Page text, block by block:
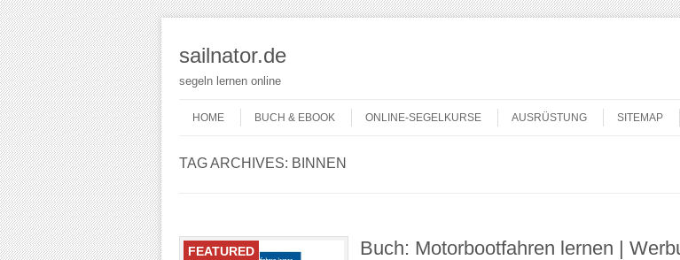
sailnator.de
segeln lernen online
Menu
HOME
BUCH & EBOOK ONLINE-SEGELKURSE AUSRÜSTUNG SITEMAP
TAG ARCHIVES: BINNEN
FEATURED Buch: Motorbootfahren lernen |